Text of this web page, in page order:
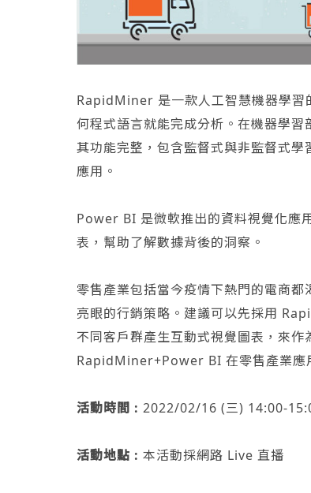
RapidMiner 是一款人工智慧機器學習
何程式語言就能完成分析。在機器學
其功能完整，包含監督式與非監督式
應用。
Power BI 是微軟推出的資料視覺化應
表，幫助了解數據背後的洞察。
零售產業包括當今疫情下熱門的電商
亮眼的行銷策略。建議可以先採用
不同客戶群產生互動式視覺圖表，來
RapidMiner+Power BI 在零售產業應
活動時間 : 2022/02/16 (三) 14:00-
活動地點 : 本活動採網路 Live 直播